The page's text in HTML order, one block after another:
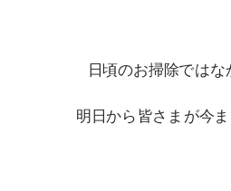
日頃のお掃除では
明日から皆さまが今